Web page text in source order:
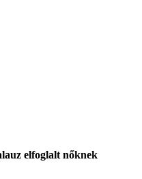
elfoglalt nőknek